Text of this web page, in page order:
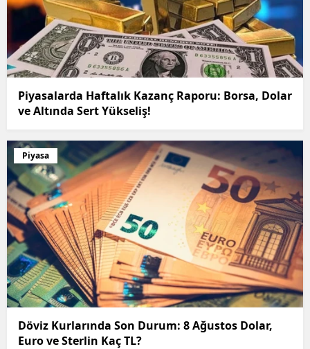
Piyasalarda Haftalık Kazanç Raporu: Borsa, Dolar
ve Altında Sert Yükseliş!
Piyasa
Döviz Kurlarında Son Durum: 8 Ağustos Dolar,
Euro ve Sterlin Kaç TL?